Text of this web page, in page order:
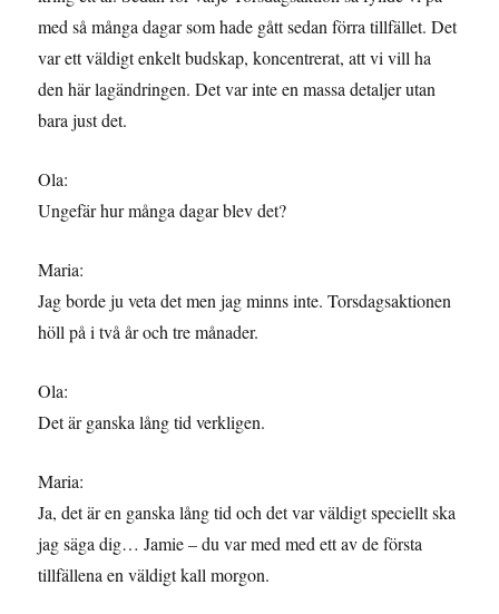
med så många dagar som hade gått sedan förra tillfället. Det
var ett väldigt enkelt budskap, koncentrerat, att vi vill ha
den här lagändringen. Det var inte en massa detaljer utan
bara just det.
Ola:
Ungefär hur många dagar blev det?
Maria:
Jag borde ju veta det men jag minns inte. Torsdagsaktionen
höll på i två år och tre månader.
Ola:
Det är ganska lång tid verkligen.
Maria:
Ja, det är en ganska lång tid och det var väldigt speciellt ska
jag säga dig… Jamie – du var med med ett av de första
tillfällena en väldigt kall morgon.